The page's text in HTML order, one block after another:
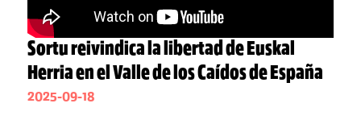
Sortu reivindica la libertad de Euskal
Herria en el Valle de los Caídos de España
2025-09-18